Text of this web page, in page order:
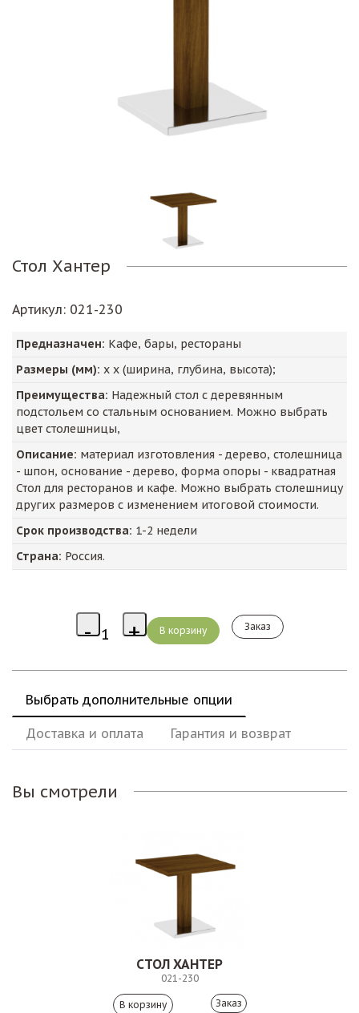
Стол Хантер
Артикул: 021-230
Предназначен: Кафе, бары, рестораны
Размеры (мм): х х (ширина, глубина, высота);
Преимущества: Надежный стол с деревянным
подстольем со стальным основанием. Можно выбрать
цвет столешницы,
Описание: материал изготовления - дерево, столешница
- шпон, основание - дерево, форма опоры - квадратная
Стол для ресторанов и кафе. Можно выбрать столешницу
других размеров с изменением итоговой стоимости.
Срок производства: 1-2 недели
Страна: Россия.
Заказ
Выбрать дополнительные опции
Доставка и оплата Гарантия и возврат
Вы смотрели
СТОЛ ХАНТЕР
021-230
Заказ